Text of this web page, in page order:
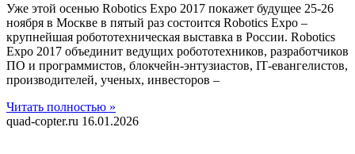
Уже этой осенью Robotics Expo 2017 покажет будущее 25-26
ноября в Москве в пятый раз состоится Robotics Expo –
крупнейшая робототехническая выставка в России. Robotics
Expo 2017 объединит ведущих робототехников, разработчиков
ПО и программистов, блокчейн-энтузиастов, IТ-евангелистов,
производителей, ученых, инвесторов –
Читать полностью »
quad-copter.ru 16.01.2026